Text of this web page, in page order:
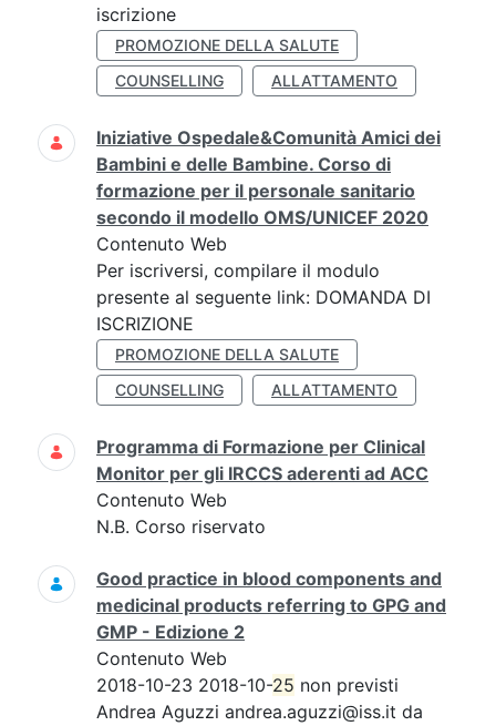
iscrizione
PROMOZIONE DELLA SALUTE
COUNSELLING
ALLATTAMENTO
Iniziative Ospedale&Comunità Amici dei
Bambini e delle Bambine. Corso di
formazione per il personale sanitario
secondo il modello OMS/UNICEF 2020
Contenuto Web
Per iscriversi, compilare il modulo
presente al seguente link: DOMANDA DI
ISCRIZIONE
PROMOZIONE DELLA SALUTE
COUNSELLING
ALLATTAMENTO
Programma di Formazione per Clinical
Monitor per gli IRCCS aderenti ad ACC
Contenuto Web
N.B. Corso riservato
Good practice in blood components and
medicinal products referring to GPG and
GMP - Edizione 2
Contenuto Web
2018-10-23 2018-10-25 non previsti
Andrea Aguzzi andrea.aguzzi@iss.it da